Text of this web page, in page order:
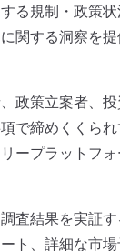
る規制・政策
関する洞察を提
政策立案者、
で締めくくら
ープラットフ
査結果を実証
ト、詳細な市